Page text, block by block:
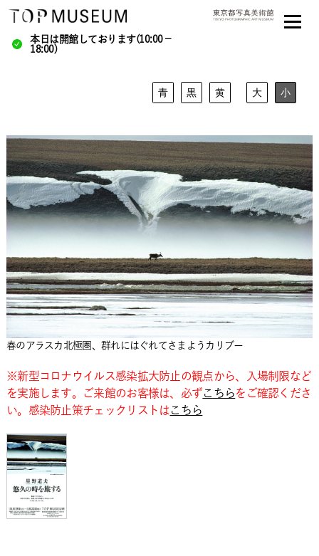
本日は開館しております(10:00－
18:00)
青 黒 黄 大 小
春のアラスカ北極圏、群れにはぐれてさまようカリブー
※新型コロナウイルス感染拡大防止の観点から、入場制限など
を実施します。ご来館のお客様は、必ずこちらをご確認くださ
い。感染防止策チェックリストは こちら